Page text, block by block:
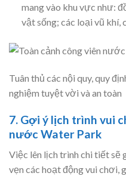
mang vào khu vực như:
vật sống; các loại vũ khí,
Tuân thủ các nội quy, quy
nghiệm tuyệt vời và an toàn
7. Gợi ý lịch trình vui
nước Water Park
Việc lên lịch trình chi tiết sẽ
vẹn các hoạt động vui